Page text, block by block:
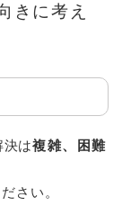
きに考え
は複雑、困難
さい。